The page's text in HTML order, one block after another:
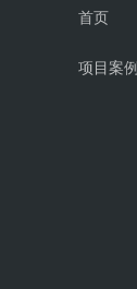
首页
项目案例